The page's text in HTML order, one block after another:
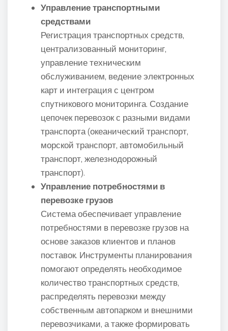
Управление транспортными
средствами
Регистрация транспортных средств,
централизованный мониторинг,
управление техническим
обслуживанием, ведение электронных
карт и интеграция с центром
спутникового мониторинга. Создание
цепочек перевозок с разными видами
транспорта (океанический транспорт,
морской транспорт, автомобильный
транспорт, железнодорожный
транспорт).
Управление потребностями в
перевозке грузов
Система обеспечивает управление
потребностями в перевозке грузов на
основе заказов клиентов и планов
поставок. Инструменты планирования
помогают определять необходимое
количество транспортных средств,
распределять перевозки между
собственным автопарком и внешними
перевозчиками, а также формировать